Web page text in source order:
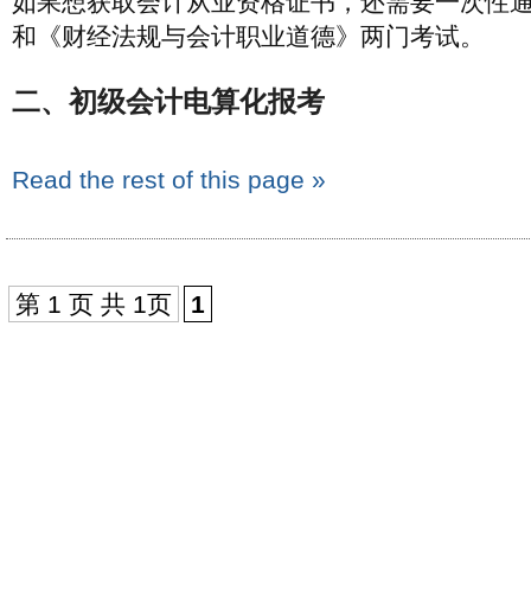
和《财经法规与会计职业道德》两门考试。
二、初级会计电算化报考
Read the rest of this page »
第 1 页 共 1页 1